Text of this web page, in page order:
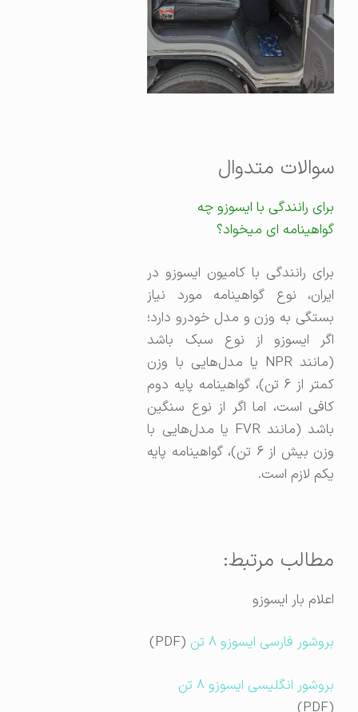
سوالات متدوال
برای رانندگی با ایسوزو چه
گواهینامه ای میخواد؟
برای رانندگی با کامیون ایسوزو در
ایران، نوع گواهینامه مورد نیاز
بستگی به وزن و مدل خودرو دارد؛
اگر ایسوزو از نوع سبک باشد
(مانند NPR یا مدل‌هایی با وزن
کمتر از ۶ تن)، گواهینامه پایه دوم
کافی است، اما اگر از نوع سنگین
باشد (مانند FVR یا مدل‌هایی با
وزن بیش از ۶ تن)، گواهینامه پایه
یکم لازم است.
مطالب مرتبط:
اعلام بار ایسوزو
بروشور فارسی ایسوزو ۸ تن (PDF)
بروشور انگلیسی ایسوزو ۸ تن